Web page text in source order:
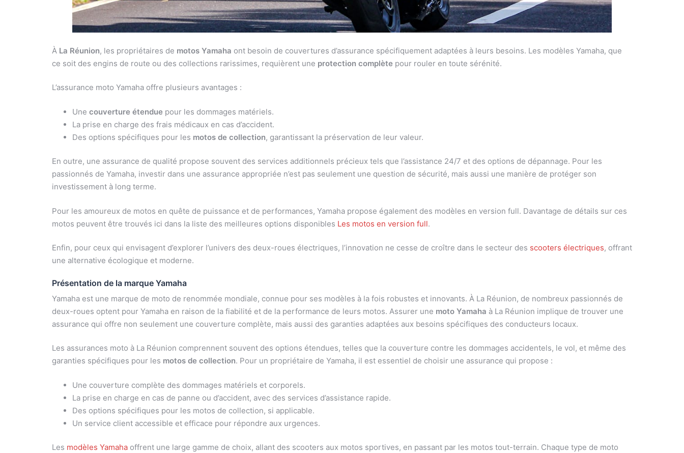
À La Réunion, les propriétaires de motos Yamaha ont besoin de couvertures d’assurance spécifiquement adaptées à leurs besoins. Les modèles Yamaha, que
ce soit des engins de route ou des collections rarissimes, requièrent une protection complète pour rouler en toute sérénité.
L’assurance moto Yamaha offre plusieurs avantages :
Une couverture étendue pour les dommages matériels.
La prise en charge des frais médicaux en cas d’accident.
Des options spécifiques pour les motos de collection, garantissant la préservation de leur valeur.
En outre, une assurance de qualité propose souvent des services additionnels précieux tels que l’assistance 24/7 et des options de dépannage. Pour les
passionnés de Yamaha, investir dans une assurance appropriée n’est pas seulement une question de sécurité, mais aussi une manière de protéger son
investissement à long terme.
Pour les amoureux de motos en quête de puissance et de performances, Yamaha propose également des modèles en version full. Davantage de détails sur ces
motos peuvent être trouvés ici dans la liste des meilleures options disponibles Les motos en version full.
Enfin, pour ceux qui envisagent d’explorer l’univers des deux-roues électriques, l’innovation ne cesse de croître dans le secteur des scooters électriques, offrant
une alternative écologique et moderne.
Présentation de la marque Yamaha
Yamaha est une marque de moto de renommée mondiale, connue pour ses modèles à la fois robustes et innovants. À La Réunion, de nombreux passionnés de
deux-roues optent pour Yamaha en raison de la fiabilité et de la performance de leurs motos. Assurer une moto Yamaha à La Réunion implique de trouver une
assurance qui offre non seulement une couverture complète, mais aussi des garanties adaptées aux besoins spécifiques des conducteurs locaux.
Les assurances moto à La Réunion comprennent souvent des options étendues, telles que la couverture contre les dommages accidentels, le vol, et même des
garanties spécifiques pour les motos de collection. Pour un propriétaire de Yamaha, il est essentiel de choisir une assurance qui propose :
Une couverture complète des dommages matériels et corporels.
La prise en charge en cas de panne ou d’accident, avec des services d’assistance rapide.
Des options spécifiques pour les motos de collection, si applicable.
Un service client accessible et efficace pour répondre aux urgences.
Les modèles Yamaha offrent une large gamme de choix, allant des scooters aux motos sportives, en passant par les motos tout-terrain. Chaque type de moto